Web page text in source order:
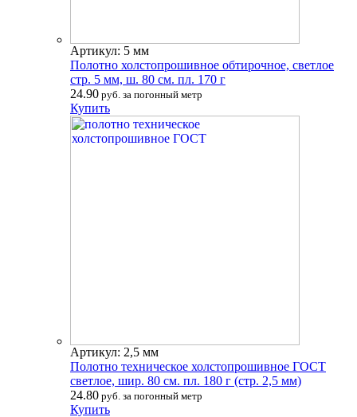
Артикул: 5 мм
Полотно холстопрошивное обтирочное, светлое
стр. 5 мм, ш. 80 см. пл. 170 г
24.90 руб. за погонный метр
Купить
Артикул: 2,5 мм
Полотно техническое холстопрошивное ГОСТ
светлое, шир. 80 см. пл. 180 г (стр. 2,5 мм)
24.80 руб. за погонный метр
Купить